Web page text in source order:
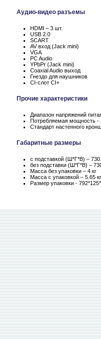
Аудио-видео разъемы
HDMI – 3 шт.
USB 2.0
SCART
AV вход (Jack mini)
VGA
PC Audio
YPbPr (Jack mini)
Coaxial Audio выход
Гнездо для наушников
CI-слот CI+
Прочие характеристики
Диапазон напряжений
Потребляемая мощность -
Стандарт настенного
Габаритные размеры
с подставкой (Ш*Г*В) –
без подставки (Ш*Г*В) –
Масса без упаковки – 4 кг
Масса c упаковкой – 5.65 кг
Размер упаковки -